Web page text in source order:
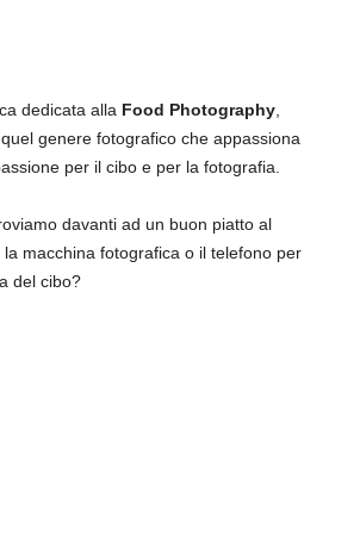
dedicata alla Food Photography
genere fotografico che appassiona
per il cibo e per la fotografia.
davanti ad un buon piatto al
macchina fotografica o il telefono per
del cibo?